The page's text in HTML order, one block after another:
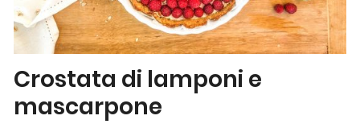
Crostata di lamponi e
mascarpone